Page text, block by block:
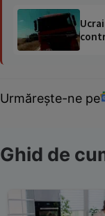
Urmărește-ne pe
Ghid de